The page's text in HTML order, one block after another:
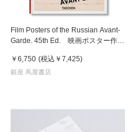
Film Posters of the Russian Avant-
Garde. 45th Ed. 映画ポスター作品
￥6,750 (税込 ￥7,425)
銀座 蔦屋書店